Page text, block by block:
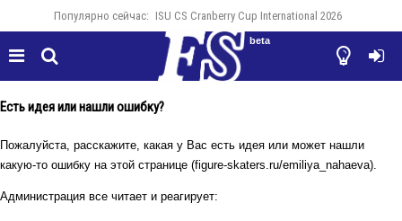
Популярно сейчас: ISU CS Cranberry Cup International 2026
  

beta
Есть идея или нашли ошибку?
Пожалуйста, расскажите, какая у Вас есть идея или может нашли
какую-то ошибку на этой странице (figure-skaters.ru/emiliya_nahaeva).
Администрация все читает и реагирует: